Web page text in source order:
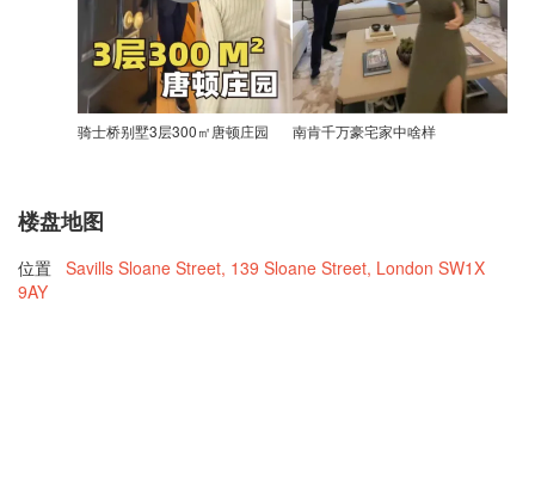
骑士桥别墅3层300㎡唐顿庄园 南肯千万豪宅家中啥样
楼盘地图
位置 Savills Sloane Street, 139 Sloane Street, London SW1X
9AY